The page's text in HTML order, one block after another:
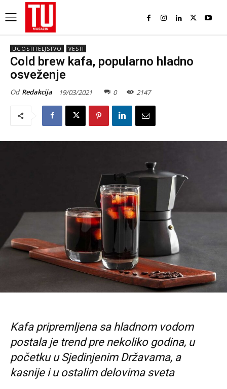
UGOSTITELJSTVO VESTI
Cold brew kafa, popularno hladno
osveženje
Od Redakcija 19/03/2021 0 2147
Kafa pripremljena sa hladnom vodom
postala je trend pre nekoliko godina, u
početku u Sjedinjenim Državama, a
kasnije i u ostalim delovima sveta